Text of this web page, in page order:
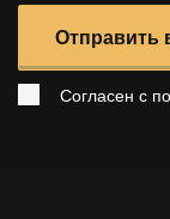
Отправить
Согласен с